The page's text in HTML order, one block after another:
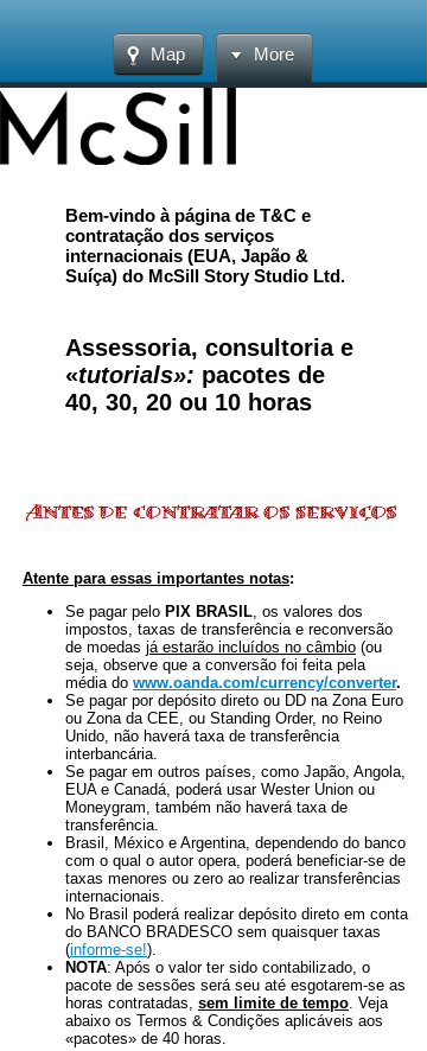
Map More
Bem-vindo à página de T&C e
contratação dos serviços
internacionais (EUA, Japão &
Suíça) do McSill Story Studio Ltd.
Assessoria, consultoria e
«tutorials»: pacotes de
40, 30, 20 ou 10 horas
Atente para essas importantes notas:
Se pagar pelo PIX BRASIL, os valores dos
impostos, taxas de transferência e reconversão
de moedas já estarão incluídos no câmbio (ou
seja, observe que a conversão foi feita pela
média do www.oanda.com/currency/converter.
Se pagar por depósito direto ou DD na Zona Euro
ou Zona da CEE, ou Standing Order, no Reino
Unido, não haverá taxa de transferência
interbancária.
Se pagar em outros países, como Japão, Angola,
EUA e Canadá, poderá usar Wester Union ou
Moneygram, também não haverá taxa de
transferência.
Brasil, México e Argentina, dependendo do banco
com o qual o autor opera, poderá beneficiar-se de
taxas menores ou zero ao realizar transferências
internacionais.
No Brasil poderá realizar depósito direto em conta
do BANCO BRADESCO sem quaisquer taxas
(informe-se!).
NOTA: Após o valor ter sido contabilizado, o
pacote de sessões será seu até esgotarem-se as
horas contratadas, sem limite de tempo. Veja
abaixo os Termos & Condições aplicáveis aos
«pacotes» de 40 horas.